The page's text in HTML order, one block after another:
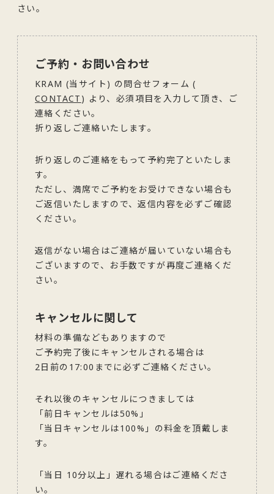
さい。
ご予約・お問い合わせ
KRAM (当サイト) の問合せフォーム (
CONTACT ) より、必須項目を入力して頂き、ご
連絡ください。
折り返しご連絡いたします。
折り返しのご連絡をもって予約完了といたしま
す。
ただし、満席でご予約をお受けできない場合も
ご返信いたしますので、返信内容を必ずご確認
ください。
返信がない場合はご連絡が届いていない場合も
ございますので、お手数ですが再度ご連絡くだ
さい。
キャンセルに関して
材料の準備などもありますので
ご予約完了後にキャンセルされる場合は
2日前の17:00までに必ずご連絡ください。
それ以後のキャンセルにつきましては
「前日キャンセルは50%」
「当日キャンセルは100%」の料金を頂戴しま
す。
「当日 10分以上」遅れる場合はご連絡くださ
い。